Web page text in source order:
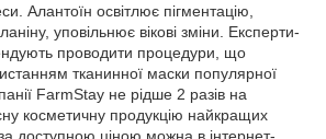
Алантоїн освітлює пігментацію,
уповільнює вікові зміни. Експерти-
проводити процедури, що
тканинної маски популярної
FarmStay не рідше 2 разів на
косметичну продукцію найкращих
доступною ціною можна в інтернет-